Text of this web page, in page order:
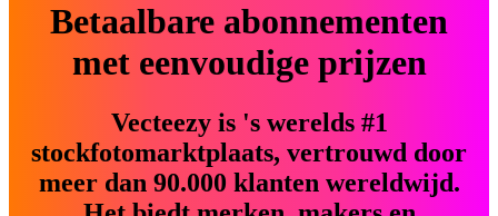
Betaalbare abonnementen
met eenvoudige prijzen
Vecteezy is 's werelds #1
stockfotomarktplaats, vertrouwd door
meer dan 90.000 klanten wereldwijd.